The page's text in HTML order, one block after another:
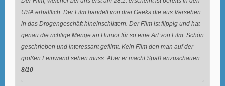
USA erhältlich. Der Film handelt von drei Geeks die aus Versehen
in das Drogengeschäft hineinschlittern. Der Film ist flippig und hat
genau die richtige Menge an Humor für so eine Art von Film. Schön
geschrieben und interessant gefilmt. Kein Film den man auf der
großen Leinwand sehen muss. Aber er macht Spaß anzuschauen.
8/10